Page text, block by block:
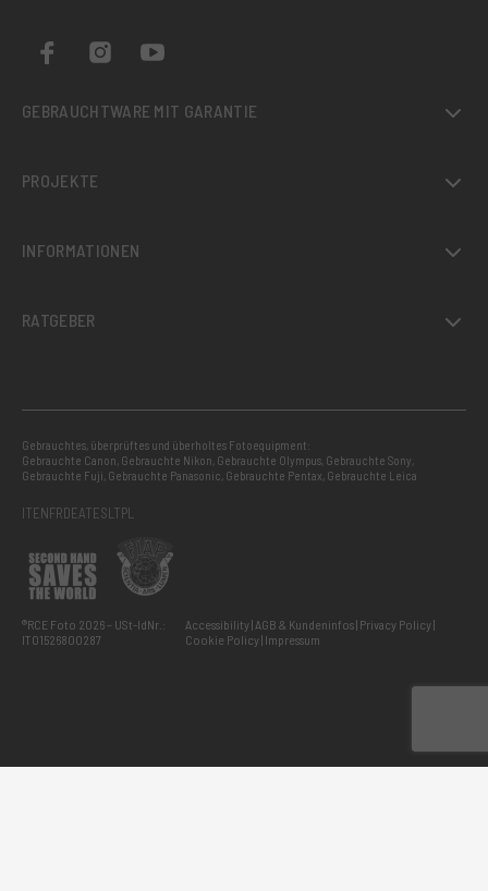
GEBRAUCHTWARE MIT GARANTIE
PROJEKTE
INFORMATIONEN
RATGEBER
Gebrauchtes, überprüftes und überholtes Fotoequipment:
Gebrauchte Canon, Gebrauchte Nikon, Gebrauchte Olympus, Gebrauchte Sony,
Gebrauchte Fuji, Gebrauchte Panasonic, Gebrauchte Pentax, Gebrauchte Leica
ITENFRDEATESLTPL
®RCE Foto 2026 – USt-IdNr.:
IT01526800287
Accessibility AGB & Kundeninfos Privacy Policy
Cookie Policy Impressum